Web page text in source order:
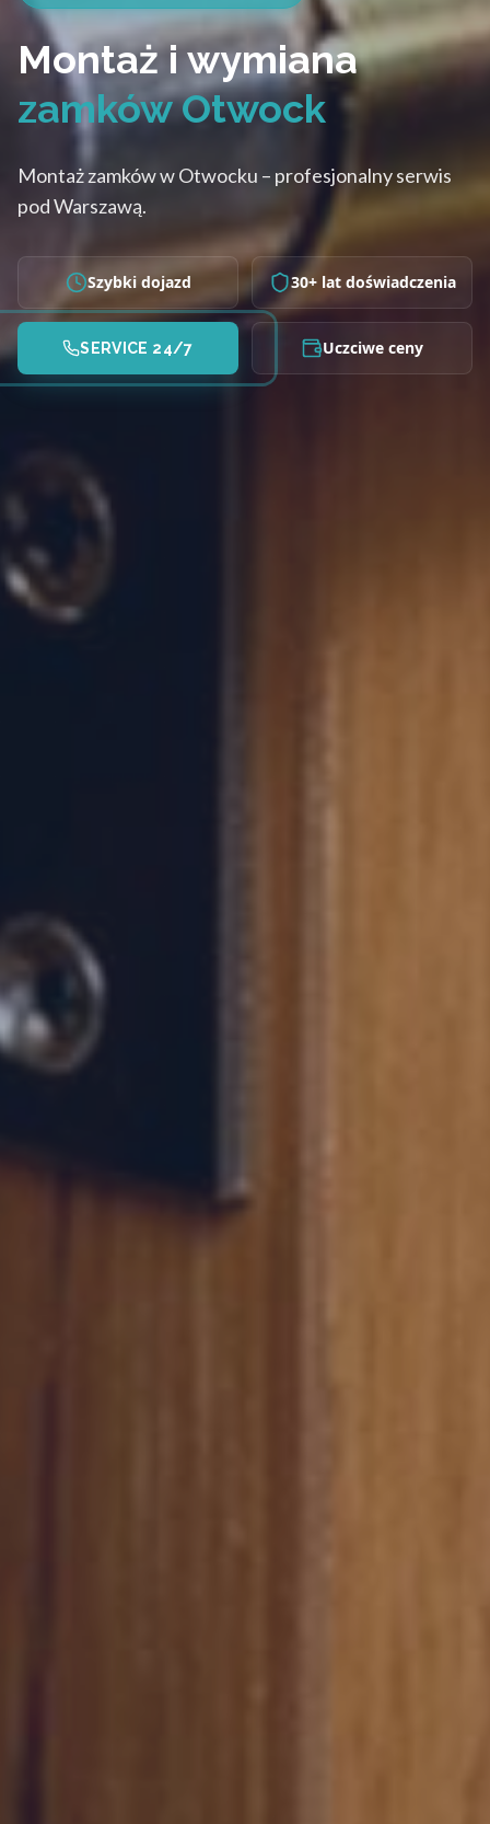
Montaż i wymiana
zamków Otwock
Montaż zamków w Otwocku – profesjonalny serwis
pod Warszawą.
Szybki dojazd 30+ lat doświadczenia
SERVICE 24/7 Uczciwe ceny